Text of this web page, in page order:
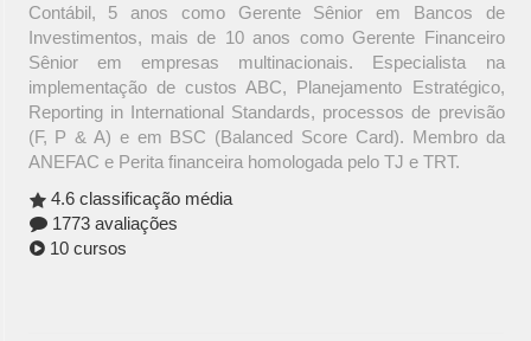
Contábil, 5 anos como Gerente Sênior em Bancos de
Investimentos, mais de 10 anos como Gerente Financeiro
Sênior em empresas multinacionais. Especialista na
implementação de custos ABC, Planejamento Estratégico,
Reporting in International Standards, processos de previsão
(F, P & A) e em BSC (Balanced Score Card). Membro da
ANEFAC e Perita financeira homologada pelo TJ e TRT.
4.6 classificação média
1773 avaliações
10 cursos